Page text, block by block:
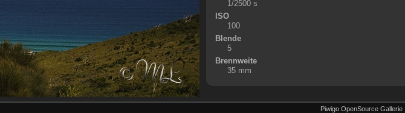
1/2500 s
ISO
100
Blende
5
Brennweite
35 mm
Piwigo OpenSource Gallerie